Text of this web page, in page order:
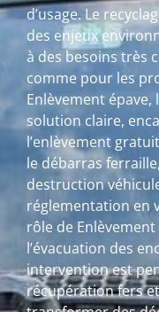
d’usage. Le
des enjeux
à des besoins très
comme pour les
Enlèvement
solution claire,
l’enlèvement
le débarras
destruction
réglementation en
rôle de
l’évacuation des
intervention est
récupération fers